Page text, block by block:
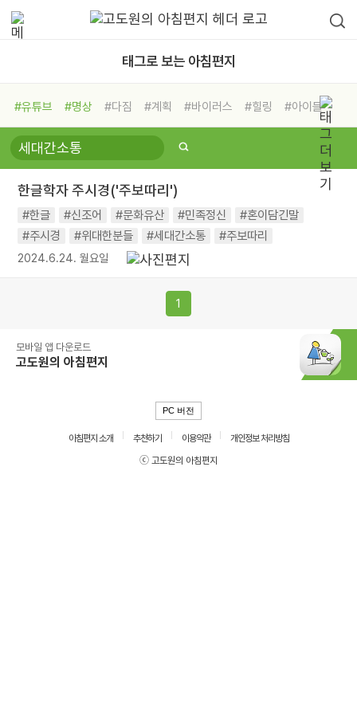
태그로 보는 아침편지
#유튜브 #명상 #다짐 #계획 #바이러스 #힐링
#아이들
#비전캠프
#독서캠프 #삶
#희망
#나눔 #친구 #링컨학교
#독서
#건강 #면역력
한글학자 주시경('주보따리')
#한글 #신조어 #문화유산 #민족정신
#혼이담긴말
#주시경
#위대한분들 #세대간소통 #주보따리
2024.6.24. 월요일
1
모바일 앱 다운로드
고도원의 아침편지
PC 버전
아침편지 소개 추천하기 이용약관
개인정보 처리방침
ⓒ 고도원의 아침편지